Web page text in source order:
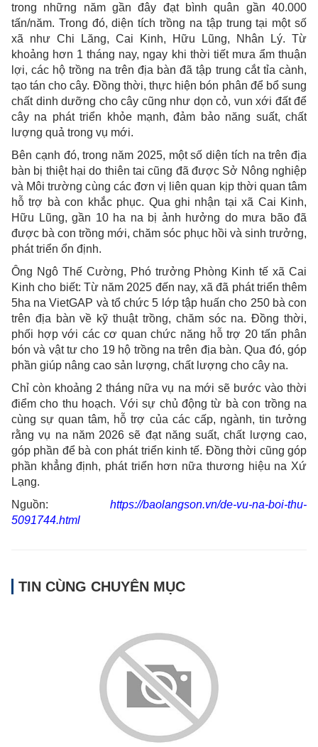
trong những năm gần đây đạt bình quân gần 40.000
tấn/năm. Trong đó, diện tích trồng na tập trung tại một số
xã như Chi Lăng, Cai Kinh, Hữu Lũng, Nhân Lý. Từ
khoảng hơn 1 tháng nay, ngay khi thời tiết mưa ẩm thuận
lợi, các hộ trồng na trên địa bàn đã tập trung cắt tỉa cành,
tạo tán cho cây. Đồng thời, thực hiện bón phân để bổ sung
chất dinh dưỡng cho cây cũng như dọn cỏ, vun xới đất để
cây na phát triển khỏe mạnh, đảm bảo năng suất, chất
lượng quả trong vụ mới.
Bên cạnh đó, trong năm 2025, một số diện tích na trên địa
bàn bị thiệt hại do thiên tai cũng đã được Sở Nông nghiệp
và Môi trường cùng các đơn vị liên quan kịp thời quan tâm
hỗ trợ bà con khắc phục. Qua ghi nhận tại xã Cai Kinh,
Hữu Lũng, gần 10 ha na bị ảnh hưởng do mưa bão đã
được bà con trồng mới, chăm sóc phục hồi và sinh trưởng,
phát triển ổn định.
Ông Ngô Thế Cường, Phó trưởng Phòng Kinh tế xã Cai
Kinh cho biết: Từ năm 2025 đến nay, xã đã phát triển thêm
5ha na VietGAP và tổ chức 5 lớp tập huấn cho 250 bà con
trên địa bàn về kỹ thuật trồng, chăm sóc na. Đồng thời,
phối hợp với các cơ quan chức năng hỗ trợ 20 tấn phân
bón và vật tư cho 19 hộ trồng na trên địa bàn. Qua đó, góp
phần giúp nâng cao sản lượng, chất lượng cho cây na.
Chỉ còn khoảng 2 tháng nữa vụ na mới sẽ bước vào thời
điểm cho thu hoạch. Với sự chủ động từ bà con trồng na
cùng sự quan tâm, hỗ trợ của các cấp, ngành, tin tưởng
rằng vụ na năm 2026 sẽ đạt năng suất, chất lượng cao,
góp phần để bà con phát triển kinh tế. Đồng thời cũng góp
phần khẳng định, phát triển hơn nữa thương hiệu na Xứ
Lạng.
Nguồn: https://baolangson.vn/de-vu-na-boi-thu-
5091744.html
TIN CÙNG CHUYÊN MỤC